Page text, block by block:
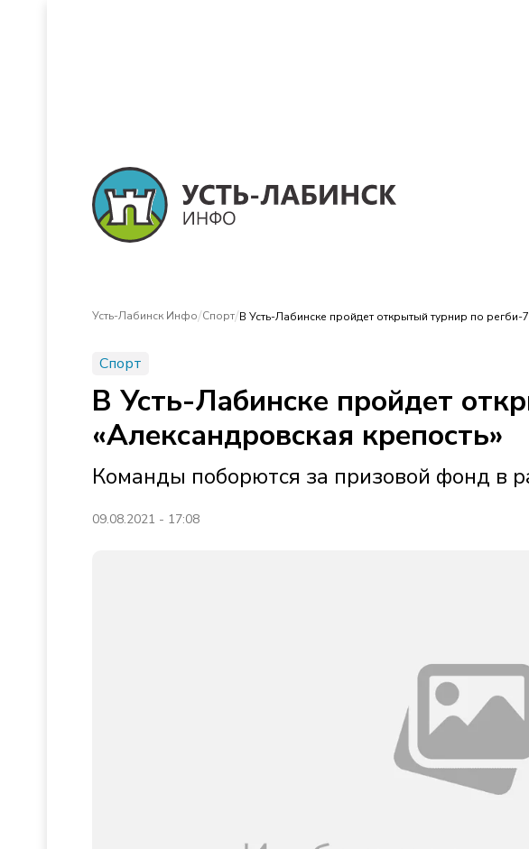
Усть-Лабинск Инфо/Спорт/В Усть-Лабинске пройдет открытый турнир по регби-
Спорт
В Усть-Лабинске пройдет
«Александровская крепость»
Команды поборются за призовой фонд в
09.08.2021 - 17:08